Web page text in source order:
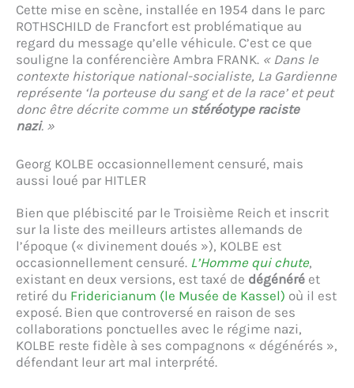
Cette mise en scène, installée en 1954 dans le parc
ROTHSCHILD de Francfort est problématique au
regard du message qu’elle véhicule. C’est ce que
souligne la conférencière Ambra FRANK. « Dans le
contexte historique national-socialiste, La Gardienne
représente ‘la porteuse du sang et de la race’ et peut
donc être décrite comme un stéréotype raciste
nazi. »
Georg KOLBE occasionnellement censuré, mais
aussi loué par HITLER
Bien que plébiscité par le Troisième Reich et inscrit
sur la liste des meilleurs artistes allemands de
l’époque (« divinement doués »), KOLBE est
occasionnellement censuré. L’Homme qui chute,
existant en deux versions, est taxé de dégénéré et
retiré du Fridericianum (le Musée de Kassel) où il est
exposé. Bien que controversé en raison de ses
collaborations ponctuelles avec le régime nazi,
KOLBE reste fidèle à ses compagnons « dégénérés »,
défendant leur art mal interprété.